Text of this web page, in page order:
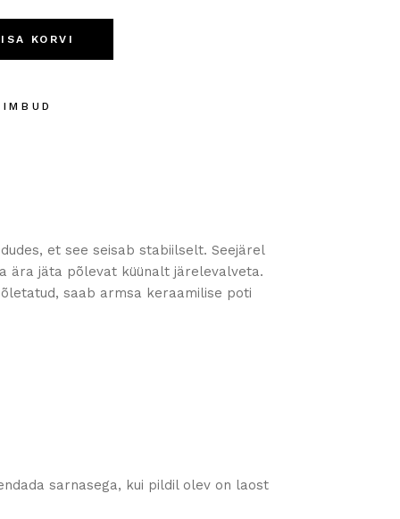
KORVI
et see seisab stabiilselt. Seejärel
ära jäta põlevat küünalt järelevalveta.
saab armsa keraamilise poti
sarnasega, kui pildil olev on laost